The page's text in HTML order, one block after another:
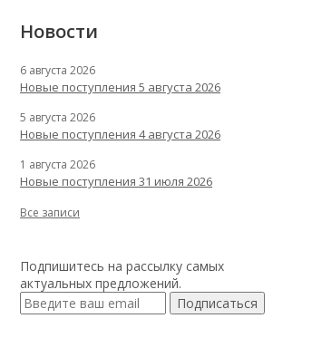
Новости
6 августа 2026
Новые поступления 5 августа 2026
5 августа 2026
Новые поступления 4 августа 2026
1 августа 2026
Новые поступления 31 июля 2026
Все записи
Подпишитесь на рассылку самых
актуальных предложений.
Подписаться